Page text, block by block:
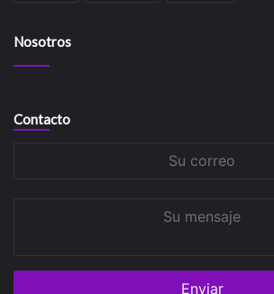
Nosotros
Contacto